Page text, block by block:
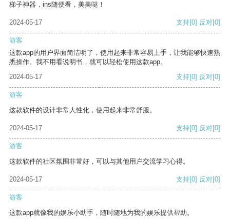
梯子神器，ins随便看，美美哒！
2024-05-17 支持[0] 反对[0]
游客
这款app的用户界面简洁明了，使用起来非常容易上手，让我能够快速熟
悉操作。我不用看说明书，就可以轻松使用这款app。
2024-05-17
支持[0] 反对[0]
游客
这款软件的设计非常人性化，使用起来非常舒服。
2024-05-17 支持[0] 反对[0]
游客
这款软件的社区氛围非常好，可以与其他用户交流学习心得。
2024-05-17 支持[0] 反对[0]
游客
这款app就像我的娱乐小助手，随时随地为我的娱乐提供帮助。